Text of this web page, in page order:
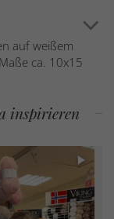
auf weißem
ca. 10x15
inspirieren